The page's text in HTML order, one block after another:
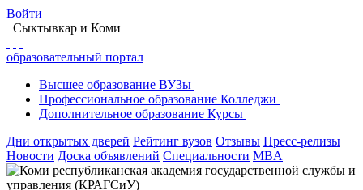
Войти
Сыктывкар и Коми
образовательный портал
Высшее образование ВУЗы
Профессиональное образование Колледжи
Дополнительное образование Курсы
Дни открытых дверей Рейтинг вузов Отзывы Пресс-релизы
Новости Доска объявлений Специальности MBA